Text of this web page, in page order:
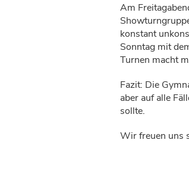
Am
konstant
Sonntag mit
Turnen macht
Fazit: Die
aber auf alle
sollte.
Wir freuen uns